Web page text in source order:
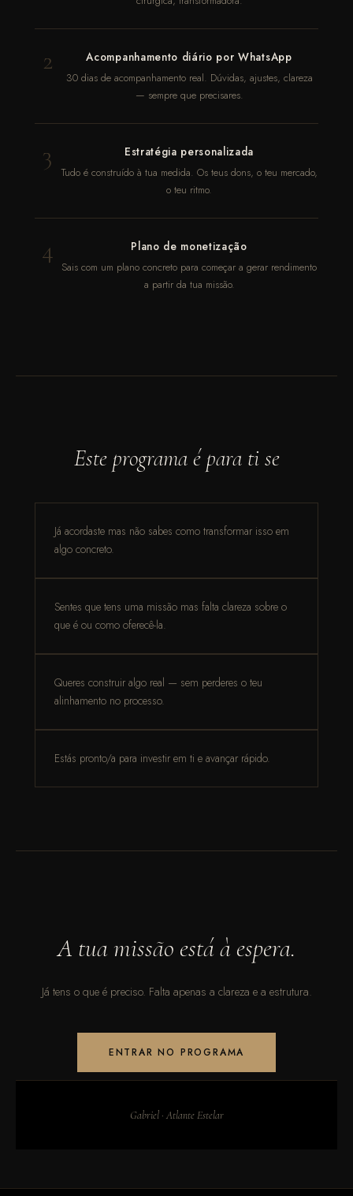
2 Acompanhamento diário por WhatsApp
30 dias de acompanhamento real. Dúvidas, ajustes, clareza
— sempre que precisares.
3 Estratégia personalizada
Tudo é construído à tua medida. Os teus dons, o teu mercado,
o teu ritmo.
4 Plano de monetização
Sais com um plano concreto para começar a gerar rendimento
a partir da tua missão.
Este programa é para ti se
Já acordaste mas não sabes como transformar isso em
algo concreto.
Sentes que tens uma missão mas falta clareza sobre o
que é ou como oferecê-la.
Queres construir algo real — sem perderes o teu
alinhamento no processo.
Estás pronto/a para investir em ti e avançar rápido.
A tua missão está à espera.
Já tens o que é preciso. Falta apenas a clareza e a estrutura.
ENTRAR NO PROGRAMA
Gabriel · Atlante Estelar